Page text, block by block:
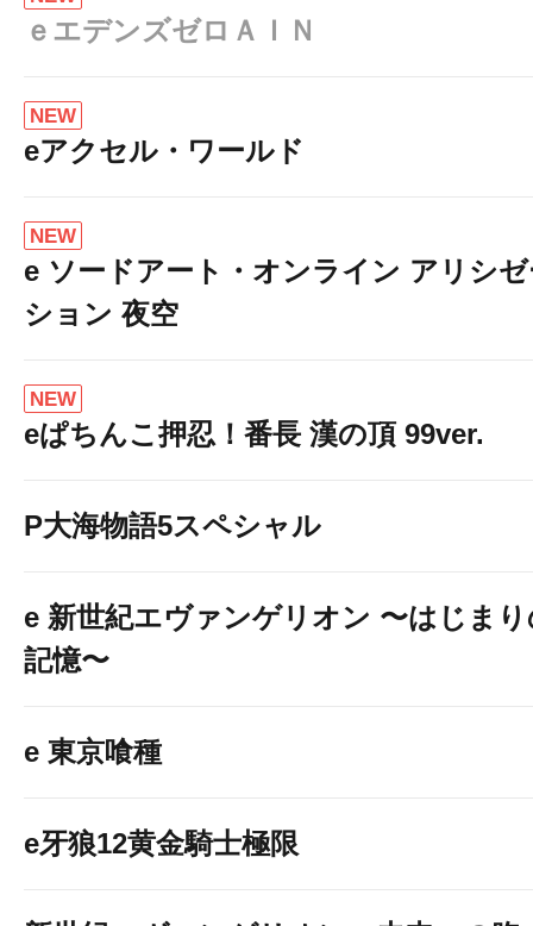
ｅエデンズゼロＡＩＮ
NEW
eアクセル・ワールド
NEW
e ソードアート・オンライン アリシ
ション 夜空
NEW
eぱちんこ押忍！番長 漢の頂 99ver.
P大海物語5スペシャル
e 新世紀エヴァンゲリオン 〜はじま
記憶〜
e 東京喰種
e牙狼12黄金騎士極限